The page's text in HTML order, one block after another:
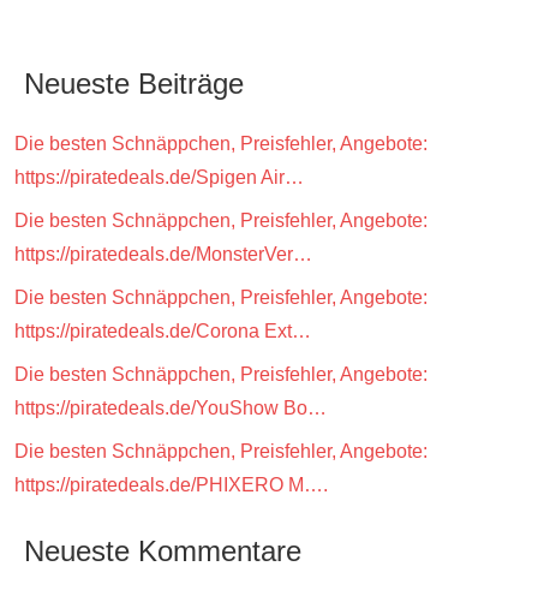
Neueste Beiträge
Die besten Schnäppchen, Preisfehler, Angebote:
https://piratedeals.de/Spigen Air…
Die besten Schnäppchen, Preisfehler, Angebote:
https://piratedeals.de/MonsterVer…
Die besten Schnäppchen, Preisfehler, Angebote:
https://piratedeals.de/Corona Ext…
Die besten Schnäppchen, Preisfehler, Angebote:
https://piratedeals.de/YouShow Bo…
Die besten Schnäppchen, Preisfehler, Angebote:
https://piratedeals.de/PHIXERO M….
Neueste Kommentare